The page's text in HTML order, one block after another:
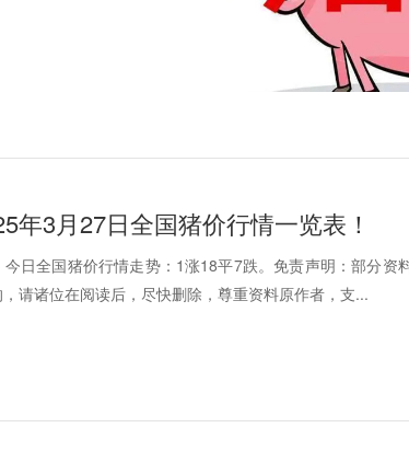
年3月27日全国猪价行情一览表！
日全国猪价行情走势：1涨18平7跌。免责声明：部分资
请诸位在阅读后，尽快删除，尊重资料原作者，支...